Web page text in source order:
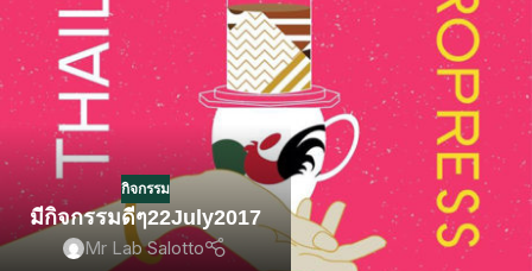
กิจกรรม
มีกิจกรรมดีๆ22July2017
Mr Lab Salotto